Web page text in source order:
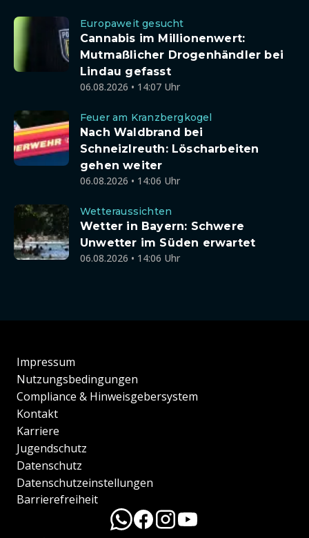
Europaweit gesucht
Cannabis im Millionenwert:
Mutmaßlicher Drogenhändler bei
Lindau gefasst
06.08.2026 • 14:07 Uhr
Feuer am Kranzbergkogel
Nach Waldbrand bei
Schneizlreuth: Löscharbeiten
gehen weiter
06.08.2026 • 14:06 Uhr
Wetteraussichten
Wetter in Bayern: Schwere
Unwetter im Süden erwartet
06.08.2026 • 14:06 Uhr
Impressum
Nutzungsbedingungen
Compliance & Hinweisgebersystem
Kontakt
Karriere
Jugendschutz
Datenschutz
Datenschutzeinstellungen
Barrierefreiheit